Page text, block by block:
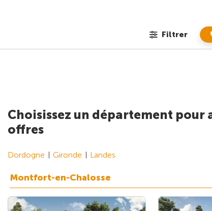
Filtrer
Choisissez un département pour
offres
Dordogne Gironde Landes
Montfort-en-Chalosse